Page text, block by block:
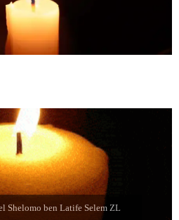
Jaim Jabbaz ZL ben Jacibe